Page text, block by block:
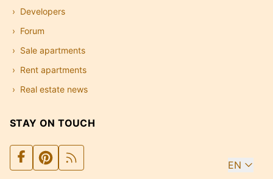
Developers
Forum
Sale apartments
Rent apartments
Real estate news
STAY ON TOUCH
EN